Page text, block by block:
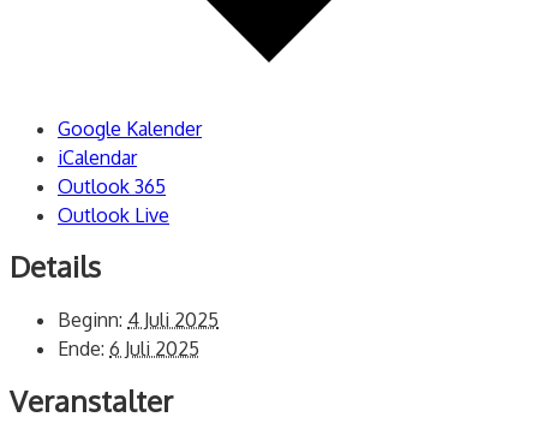
Google Kalender
iCalendar
Outlook 365
Outlook Live
Details
Beginn: 4 Juli 2025
Ende: 6 Juli 2025
Veranstalter